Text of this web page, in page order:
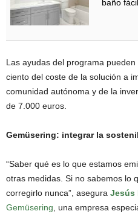
baño
Las ayudas del programa
ciento del coste de la solución a
comunidad autónoma y de la
de 7.000 euros.
Gemüsering: integrar la
“Saber qué es lo que estamos
otras medidas. Si no sabemos lo
corregirlo nunca”, asegura Jesús
Gemüsering , una empresa